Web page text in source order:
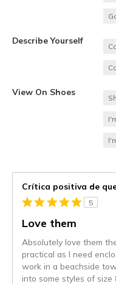
Describe Yourself
View On Shoes
Crítica positiva de
5
Love them
Absolutely love them
practical as I need
work in a beachside
into some styles of